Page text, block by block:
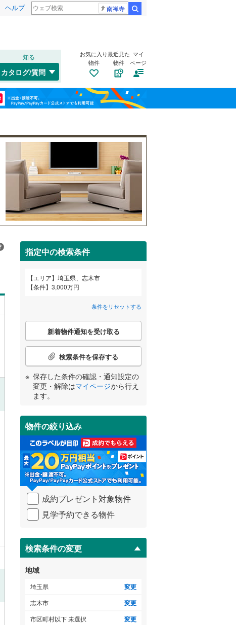
ヘルプ 南禅寺
知る
カタログ/質問
お気に入り
物件
最近見た
物件
マイ
ページ
指定中の検索条件
エリア
埼玉県、志木市
条件
3,000万円
条件をリセットする
こ
検
条
件
受
け
取
る
・
条
件
を
イ
ペ
ジ
に
保
存
す
る
新着物件通知を受け取る
検索条件を保存する
保存した条件の確認・通知設定の
変更・解除はマイページから行え
ます。
物件の絞り込み
成約プレゼント対象物件
見学予約できる物件
検索条件の変更
地域
埼玉県 変更
志木市 変更
市区町村以下 未選択 変更
福島
和歌山
鹿児島
条件をリセットする
大宮区(30)
桜区(37)
川口市(230)
所沢市(65)
本庄市(8)
深谷市(7)
入間市(66)
(23)
富士見市(27)
坂戸市(18)
日高市 ( 0)
入間郡毛呂山町(
比企郡嵐山町(0 )
比企郡吉見町(0)
秩父郡横瀬町(0)
秩父郡小鹿野町(0)
児玉郡神川町 ( 0)
南埼玉郡宮代町(2)
条件をリセットする
館(20)
条件をリセットする
高崎線(0)
武蔵野線(7)
山形新幹線(0)
つくばエクスプレス(0)
東武野田線(0)
西武池袋線(0)
西武狭山線(0)
条件をリセットする
条件をリセットする
バイク置き場（15）
防犯カメラ（7）
2階以上（33）
最上階（3）
制震構造（0）
低層マンション（4階建て以
下）（1
小学校まで1km以内（25）
ゲストルーム（1）
ＴＶモニタ付インターホン
（21）
条件をリセットする